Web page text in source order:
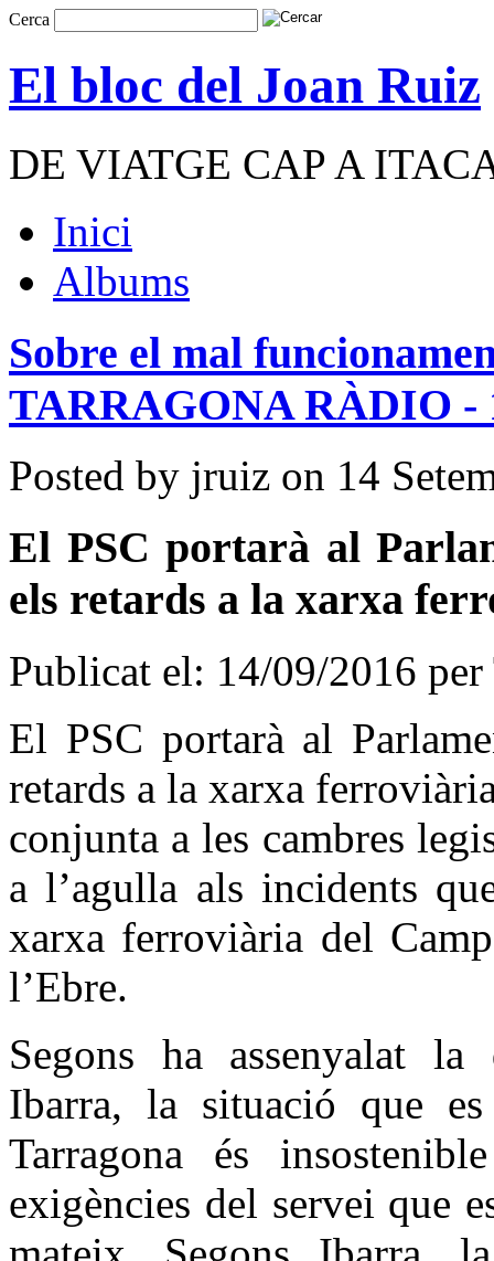
Cerca
El bloc del Joan Ruiz
DE VIATGE CAP A
Inici
Albums
Sobre el mal
TARRAGONA RÀDIO -
Posted by jruiz on 14
El PSC portarà al
els retards a la xarxa
Publicat el: 14/09/2016 per
El PSC portarà al
retards a la xarxa
conjunta a les cambres
a l’agulla als incidents
xarxa ferroviària del
l’Ebre.
Segons ha assenyalat
Ibarra, la situació que
Tarragona és
exigències del servei que